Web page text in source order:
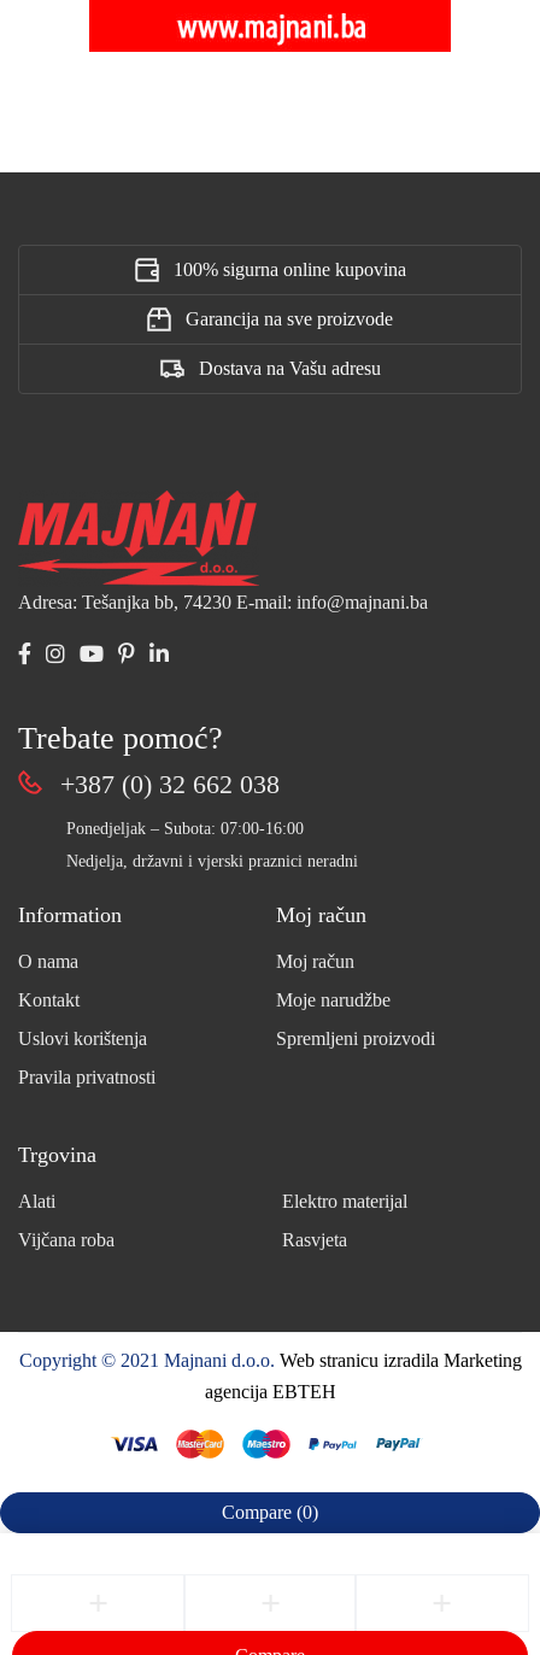
100% sigurna online kupovina
Garancija na sve proizvode
Dostava na Vašu adresu
Adresa: Tešanjka bb, 74230 E-mail: info@majnani.ba
Trebate pomoć?
+387 (0) 32 662 038
Ponedjeljak – Subota: 07:00-16:00
Nedjelja, državni i vjerski praznici neradni
Information
O nama
Kontakt
Uslovi korištenja
Pravila privatnosti
Moj račun
Moj račun
Moje narudžbe
Spremljeni proizvodi
Trgovina
Alati
Elektro materijal
Vijčana roba
Rasvjeta
Copyright © 2021 Majnani d.o.o. Web stranicu izradila Marketing
agencija EBTEH
Compare (0)